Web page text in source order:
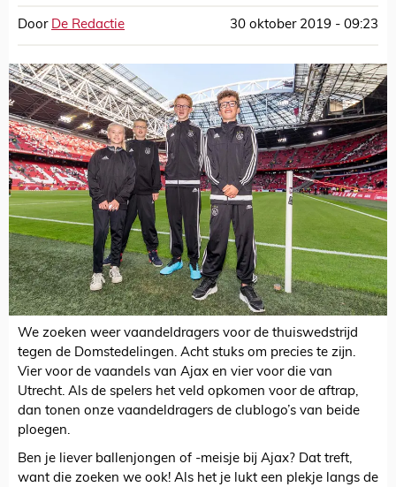
Door De Redactie 30 oktober 2019 - 09:23
We zoeken weer vaandeldragers voor de thuiswedstrijd
tegen de Domstedelingen. Acht stuks om precies te zijn.
Vier voor de vaandels van Ajax en vier voor die van
Utrecht. Als de spelers het veld opkomen voor de aftrap,
dan tonen onze vaandeldragers de clublogo’s van beide
ploegen.
Ben je liever ballenjongen of -meisje bij Ajax? Dat treft,
want die zoeken we ook! Als het je lukt een plekje langs de